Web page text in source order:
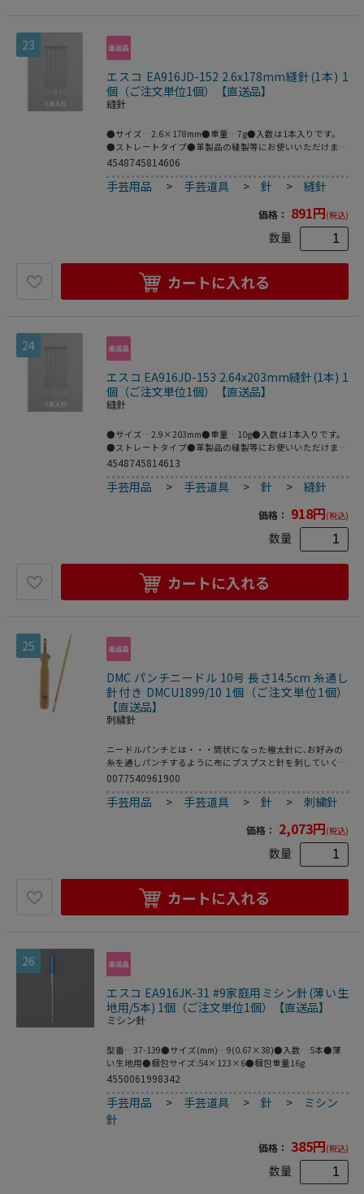
23
エスコ EA916JD-152 2.6x178mm縫針(1本) 1
個（ご注文単位1個）【直送品】
縫針
●サイズ…2.6×178mm●重量…7g●入数は1本入りです。
●ストレートタイプ●革製品の縫製等にお使いいただけま
す。●梱包サイズ:220×3×50●梱包重量7g
4548745814606
手芸用品 > 手芸道具 >針 >縫針
価格： 891円(税込)
数量
カートに入れる
24
エスコ EA916JD-153 2.64x203mm縫針(1本) 1
個（ご注文単位1個）【直送品】
縫針
●サイズ…2.9×203mm●重量…10g●入数は1本入りです。
●ストレートタイプ●革製品の縫製等にお使いいただけま
す。●梱包サイズ:223×3×50●梱包重量10g
4548745814613
手芸用品 > 手芸道具 >針 >縫針
価格： 918円(税込)
数量
カートに入れる
25
DMC パンチニードル 10号 長さ14.5cm 糸通し
針付き DMCU1899/10 1個（ご注文単位1個）
【直送品】
刺繍針
ニードルパンチとは・・・筒状になった極太針に､お好みの
糸を通しパンチするように布にプスプスと針を刺していく､
それだけでもこもこ刺繍が完成します｡カンタンに短時間で､
ク｡●本体､糸通し針
0077540961900
手芸用品 > 手芸道具 >針 > 刺繍針
価格： 2,073円(税込)
数量
カートに入れる
26
エスコ EA916JK-31 #9家庭用ミシン針(薄い生
地用/5本) 1個（ご注文単位1個）【直送品】
ミシン針
型番…37-139●サイズ(mm)…9(0.67×38)●入数…5本●薄
い生地用●梱包サイズ:54×123×6●梱包重量16g
4550061998342
手芸用品 > 手芸道具 >針 > ミシン
針
価格： 385円(税込)
数量